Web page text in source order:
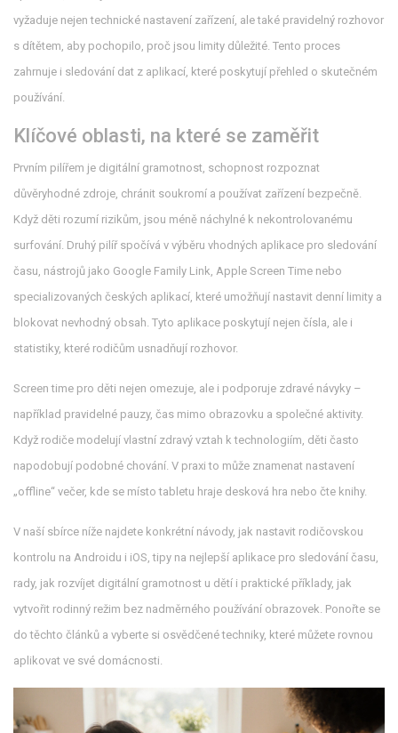
vyžaduje nejen technické nastavení zařízení, ale také pravidelný rozhovor
s dítětem, aby pochopilo, proč jsou limity důležité. Tento proces
zahrnuje i sledování dat z aplikací, které poskytují přehled o skutečném
používání.
Klíčové oblasti, na které se zaměřit
Prvním pilířem je digitální gramotnost, schopnost rozpoznat
důvěryhodné zdroje, chránit soukromí a používat zařízení bezpečně.
Když děti rozumí rizikům, jsou méně náchylné k nekontrolovanému
surfování. Druhý pilíř spočívá v výběru vhodných aplikace pro sledování
času, nástrojů jako Google Family Link, Apple Screen Time nebo
specializovaných českých aplikací, které umožňují nastavit denní limity a
blokovat nevhodný obsah. Tyto aplikace poskytují nejen čísla, ale i
statistiky, které rodičům usnadňují rozhovor.
Screen time pro děti nejen omezuje, ale i podporuje zdravé návyky –
například pravidelné pauzy, čas mimo obrazovku a společné aktivity.
Když rodiče modelují vlastní zdravý vztah k technologiím, děti často
napodobují podobné chování. V praxi to může znamenat nastavení
„offline“ večer, kde se místo tabletu hraje desková hra nebo čte knihy.
V naší sbírce níže najdete konkrétní návody, jak nastavit rodičovskou
kontrolu na Androidu i iOS, tipy na nejlepší aplikace pro sledování času,
rady, jak rozvíjet digitální gramotnost u dětí i praktické příklady, jak
vytvořit rodinný režim bez nadměrného používání obrazovek. Ponořte se
do těchto článků a vyberte si osvědčené techniky, které můžete rovnou
aplikovat ve své domácnosti.